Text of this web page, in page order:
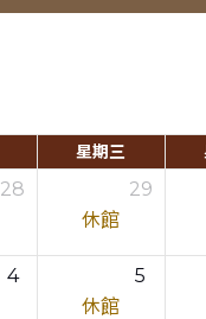
星期三
28
29
休館
4
5
休館